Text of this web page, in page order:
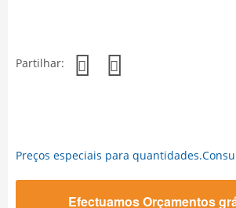
Partilhar:
Preços especiais para
Efectuamos Orçamentos